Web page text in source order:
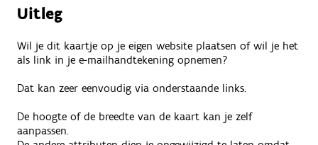
Uitleg
Wil je dit kaartje op je eigen website plaatsen of wil je het
als link in je e-mailhandtekening opnemen?
Dat kan zeer eenvoudig via onderstaande links.
De hoogte of de breedte van de kaart kan je zelf
aanpassen.